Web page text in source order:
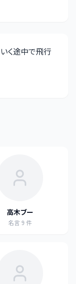
く途中で飛行
高木ブー
名言 9 件